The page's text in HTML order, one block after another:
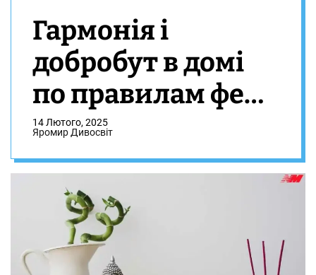
Гармонія і
добробут в домі
по правилам фен-
шуй. Короткі
поради по
розміщенню
меблів в квартирі
14 Лютого, 2025
Яромир Дивосвіт